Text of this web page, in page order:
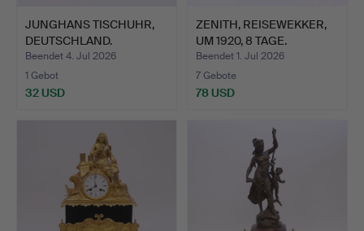
JUNGHANS TISCHUHR,
DEUTSCHLAND.
Beendet 4. Jul 2026
1 Gebot
32 USD
ZENITH, REISEWEKKER,
UM 1920, 8 TAGE.
Beendet 1. Jul 2026
7 Gebote
78 USD